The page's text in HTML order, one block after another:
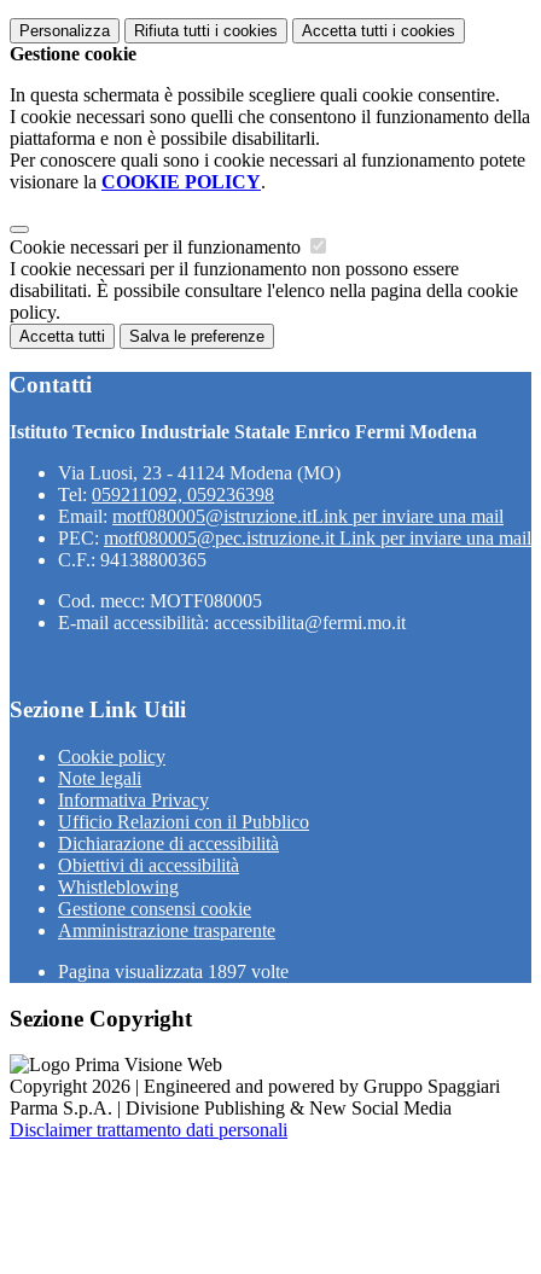
Personalizza Rifiuta tutti i cookies Accetta tutti i cookies
Gestione cookie
In questa schermata è possibile scegliere quali cookie consentire.
I cookie necessari sono quelli che consentono il funzionamento della
piattaforma e non è possibile disabilitarli.
Per conoscere quali sono i cookie necessari al funzionamento potete
visionare la COOKIE POLICY.
Cookie necessari per il funzionamento
I cookie necessari per il funzionamento non possono essere
disabilitati. È possibile consultare l'elenco nella pagina della cookie
policy.
Accetta tutti Salva le preferenze
Contatti
Istituto Tecnico Industriale Statale Enrico Fermi Modena
Via Luosi, 23 - 41124 Modena (MO)
Tel: 059211092, 059236398
Email: motf080005@istruzione.itLink per inviare una mail
PEC: motf080005@pec.istruzione.it Link per inviare una mail
C.F.: 94138800365
Cod. mecc: MOTF080005
E-mail accessibilità: accessibilita@fermi.mo.it
Sezione Link Utili
Cookie policy
Note legali
Informativa Privacy
Ufficio Relazioni con il Pubblico
Dichiarazione di accessibilità
Obiettivi di accessibilità
Whistleblowing
Gestione consensi cookie
Amministrazione trasparente
Pagina visualizzata 1897 volte
Sezione Copyright
Copyright 2026 | Engineered and powered by Gruppo Spaggiari
Parma S.p.A. | Divisione Publishing & New Social Media
Disclaimer trattamento dati personali